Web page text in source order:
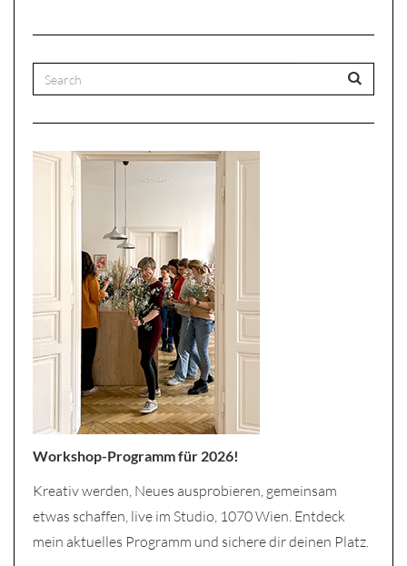
Workshop-Programm für 2026!
Kreativ werden, Neues ausprobieren, gemeinsam
etwas schaffen, live im Studio, 1070 Wien. Entdeck
mein aktuelles Programm und sichere dir deinen Platz.